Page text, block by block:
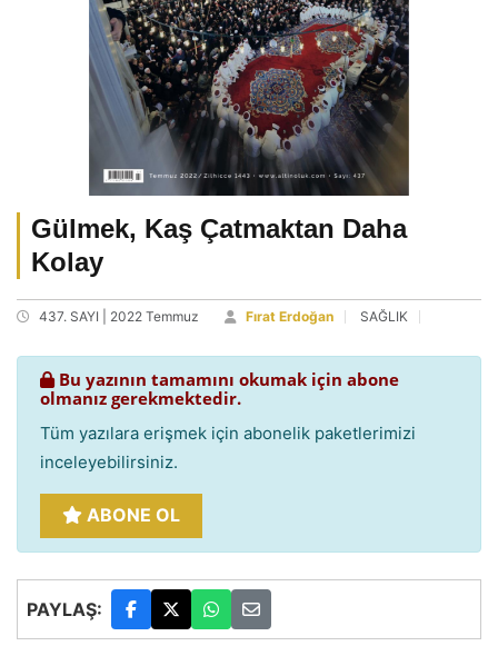
Gülmek, Kaş Çatmaktan Daha
Kolay
437. SAYI | 2022 Temmuz Fırat Erdoğan SAĞLIK
Bu yazının tamamını okumak için abone
olmanız gerekmektedir.
Tüm yazılara erişmek için abonelik paketlerimizi
inceleyebilirsiniz.
ABONE OL
PAYLAŞ: